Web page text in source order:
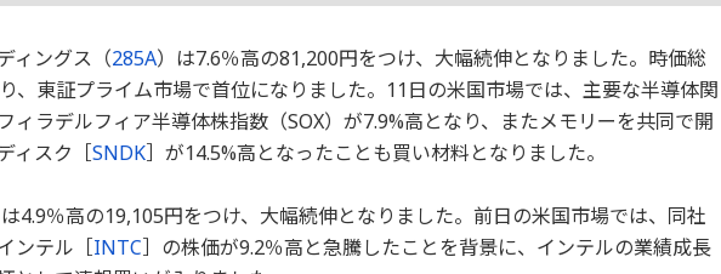
ィングス（285A）は7.6％高の81,200円をつけ、大幅続伸となりました。時価総
、東証プライム市場で首位になりました。11日の米国市場では、主要な半導体関
ィラデルフィア半導体株指数（SOX）が7.9%高となり、またメモリーを共同で開
ィスク［SNDK］が14.5%高となったことも買い材料となりました。
4.9％高の19,105円をつけ、大幅続伸となりました。前日の米国市場では、同社
ンテル［INTC］の株価が9.2％高と急騰したことを背景に、インテルの業績成長